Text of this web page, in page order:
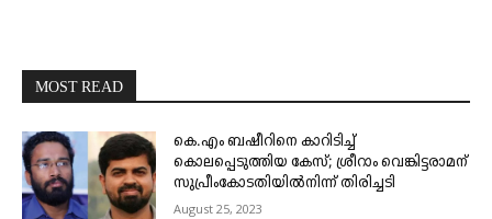
MOST READ
കെ.എം ബഷീറിനെ കാറിടിച്ച്
കൊലപ്പെടുത്തിയ കേസ്; ശ്രീറാം വെങ്കിട്ടരാമന്
സുപ്രീംകോടതിയിൽനിന്ന് തിരിച്ചടി
August 25, 2023